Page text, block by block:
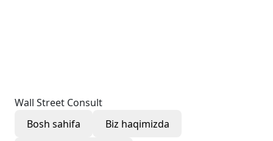
Wall Street Consult
Bosh sahifa
Biz haqimizda